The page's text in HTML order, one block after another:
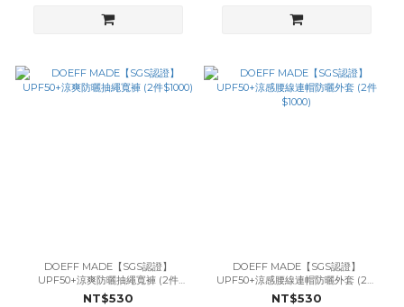
DOEFF MADE【SGS認證】
UPF50+涼爽防曬抽繩寬褲 (2件
$1000)
NT$530
DOEFF MADE【SGS認證】
UPF50+涼感腰線連帽防曬外套 (2件
$1000)
NT$530